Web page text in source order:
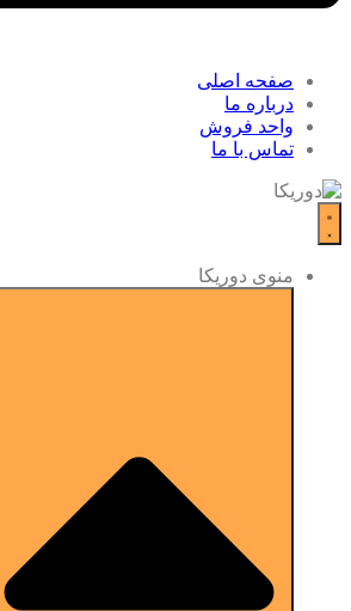
صفحه اصلی
درباره ما
واحد فروش
تماس با ما
منوی دوریکا